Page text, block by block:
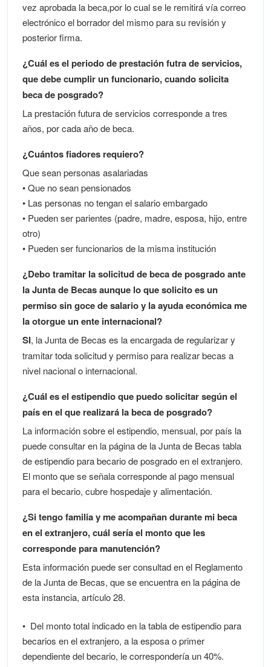
vez aprobada la beca,por lo cual se le remitirá vía correo
electrónico el borrador del mismo para su revisión y
posterior firma.
¿Cuál es el periodo de prestación futra de servicios,
que debe cumplir un funcionario, cuando solicita
beca de posgrado?
La prestación futura de servicios corresponde a tres
años, por cada año de beca.
¿Cuántos fiadores requiero?
Que sean personas asalariadas
• Que no sean pensionados
• Las personas no tengan el salario embargado
• Pueden ser parientes (padre, madre, esposa, hijo, entre
otro)
• Pueden ser funcionarios de la misma institución
¿Debo tramitar la solicitud de beca de posgrado ante
la Junta de Becas aunque lo que solicito es un
permiso sin goce de salario y la ayuda económica me
la otorgue un ente internacional?
SI, la Junta de Becas es la encargada de regularizar y
tramitar toda solicitud y permiso para realizar becas a
nivel nacional o internacional.
¿Cuál es el estipendio que puedo solicitar según el
país en el que realizará la beca de posgrado?
La información sobre el estipendio, mensual, por país la
puede consultar en la página de la Junta de Becas tabla
de estipendio para becario de posgrado en el extranjero.
El monto que se señala corresponde al pago mensual
para el becario, cubre hospedaje y alimentación.
¿Si tengo familia y me acompañan durante mi beca
en el extranjero, cuál sería el monto que les
corresponde para manutención?
Esta información puede ser consultad en el Reglamento
de la Junta de Becas, que se encuentra en la página de
esta instancia, artículo 28.
• Del monto total indicado en la tabla de estipendio para
becarios en el extranjero, a la esposa o primer
dependiente del becario, le correspondería un 40%.